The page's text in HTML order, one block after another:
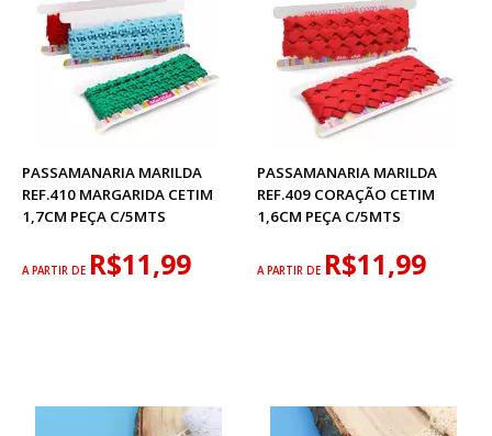
PASSAMANARIA MARILDA
REF.410 MARGARIDA CETIM
1,7CM PEÇA C/5MTS
A PARTIR DE R$11,99
PASSAMANARIA MARILDA
REF.409 CORAÇÃO CETIM
1,6CM PEÇA C/5MTS
A PARTIR DE R$11,99